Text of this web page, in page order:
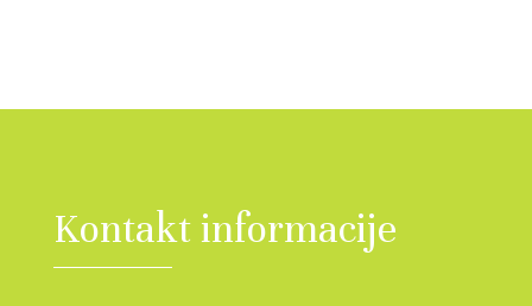
Kontakt informacije